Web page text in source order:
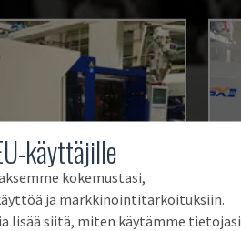
käyttäjille
kokemustasi,
ja markkinointitarkoituksiin.
lisää siitä, miten käytämme tietojasi